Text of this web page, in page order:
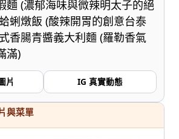
麵 (濃郁海味與微辣明太子的絕
蜊燉飯 (酸辣開胃的創意台泰
香腸青醬義大利麵 (羅勒香氣
滿)
片 IG 真實動態
與菜單